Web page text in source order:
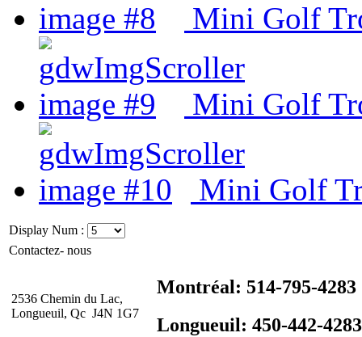
Mini Golf
Mini Golf
Mini Golf
Display Num :
Contactez- nous
2536 Chemin du Lac,
Longueuil, Qc J4N 1G7
Montréal: 514-795-4283
Longueuil: 450-442-4283